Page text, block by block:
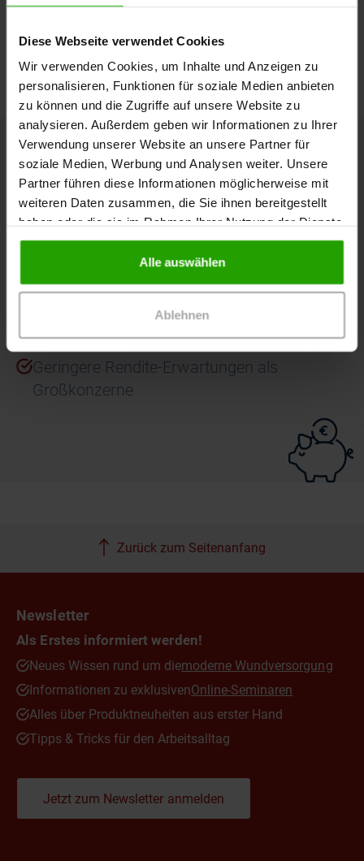
Diese Webseite verwendet Cookies
Wir verwenden Cookies, um Inhalte und Anzeigen zu
personalisieren, Funktionen für soziale Medien anbieten
zu können und die Zugriffe auf unsere Website zu
analysieren. Außerdem geben wir Informationen zu Ihrer
Verwendung unserer Website an unsere Partner für
soziale Medien, Werbung und Analysen weiter. Unsere
Partner führen diese Informationen möglicherweise mit
weiteren Daten zusammen, die Sie ihnen bereitgestellt
haben oder die sie im Rahmen Ihrer Nutzung der Dienste
gesammelt haben.
Alle auswählen
Ablehnen
Wechselintervalle ab. Verbandmittelverordnungen unterliegen der
Nicht das Richtige gefunden?
Vergleichen
Schlanke Kostenstruktur im Unternehmen
Geringere Rendite-Erwartungen als
Großkonzerne
Zurück zum Seitenanfang
Newsletter
Als Erstes informiert werden!
Neues Wissen rund um diemoderne Wundversorgung
Informationen zu exklusivenOnline-Seminaren
Alles über Produktneuheiten aus erster Hand
Tipps & Tricks für den Arbeitsalltag
Jetzt zum Newsletter anmelden